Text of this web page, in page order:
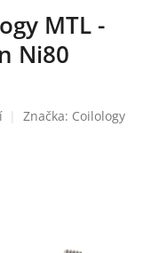
MTL -
Ni80
Značka: Coilology